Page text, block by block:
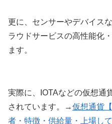
更に、センサーやデバイス
ラウドサービスの高性能化
ます。
実際に、IOTAなどの仮想通
されています。→仮想通貨
者・特徴・供給量・上場し